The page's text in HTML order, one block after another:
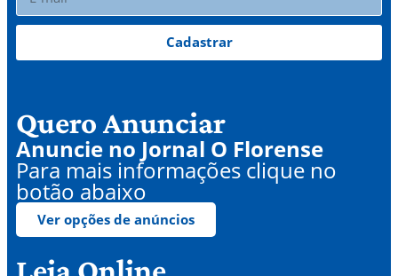
Cadastrar
Quero Anunciar
Anuncie no Jornal O Florense
Para mais informações clique no
botão abaixo
Ver opções de anúncios